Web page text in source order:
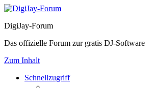
DigiJay-Forum
Das offizielle Forum zur gratis DJ-Software
Zum Inhalt
Schnellzugriff